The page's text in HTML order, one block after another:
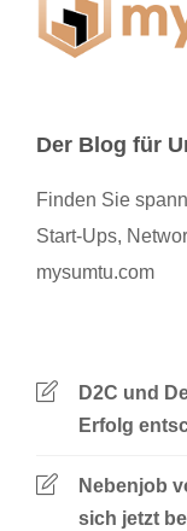
Der Blog für
Finden Sie
Start-Ups,
mysumtu.com
D2C und
Erfolg
Nebenjob
sich jetzt